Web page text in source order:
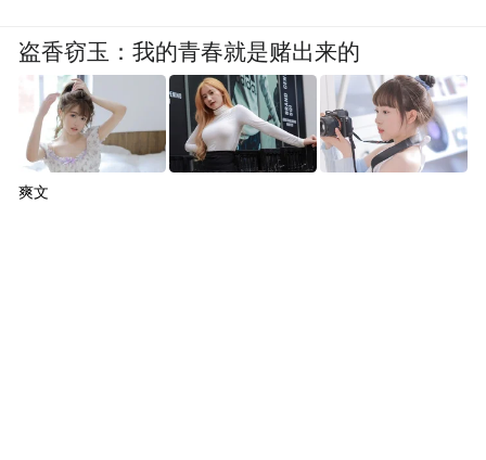
盗香窃玉：我的青春就是赌出来的
爽文